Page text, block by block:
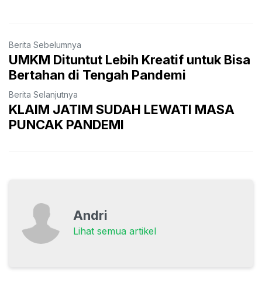
Berita Sebelumnya
UMKM Dituntut Lebih Kreatif untuk Bisa
Bertahan di Tengah Pandemi
Berita Selanjutnya
KLAIM JATIM SUDAH LEWATI MASA
PUNCAK PANDEMI
Andri
Lihat semua artikel